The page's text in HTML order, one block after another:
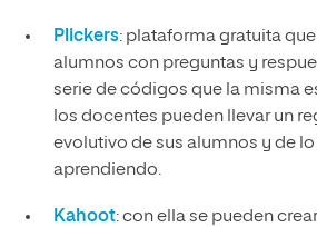
Plickers: plataforma gratuita
alumnos con preguntas y
serie de códigos que la misma
los docentes pueden llevar un
evolutivo de sus alumnos y de lo
aprendiendo.
Kahoot: con ella se pueden